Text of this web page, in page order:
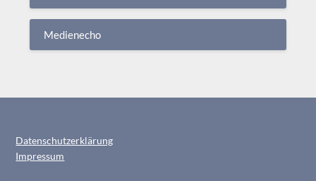
Medienecho
Datenschutzerklärung
Impressum